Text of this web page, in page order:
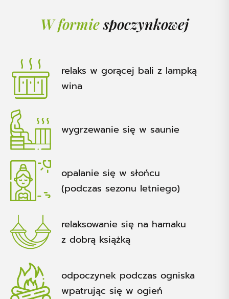
W formiespoczynkowej
relaks w gorącej bali z lampką
wina
wygrzewanie się w saunie
opalanie się w słońcu
(podczas sezonu letniego)
relaksowanie się na hamaku
z dobrą książką
odpoczynek podczas ogniska
wpatrując się w ogień